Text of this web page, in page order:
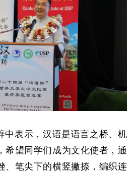
中表示，汉语是语言之桥、机
希望同学们成为文化使者，通
、笔尖下的横竖撇捺，编织连